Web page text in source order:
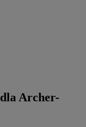
Archer-